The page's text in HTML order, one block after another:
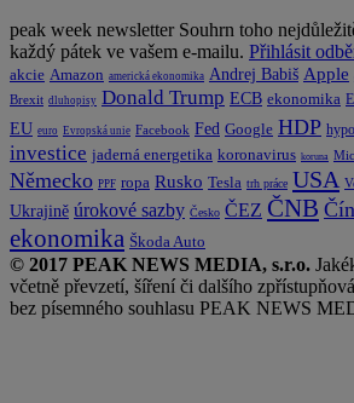
peak week newsletter Souhrn toho
každý pátek ve vašem e-mailu. Přihlásit
akcie Amazon americká ekonomika Andrej Babiš Apple
Brexit dluhopisy Donald Trump ECB ekonomika
EU euro Evropská unie Facebook Fed Google HDP
investice jaderná energetika koronavirus koruna
Německo PPF ropa Rusko Tesla trh práce USA
Ukrajině úrokové sazby Česko ČEZ ČNB
ekonomika Škoda Auto
© 2017 PEAK NEWS MEDIA, s.r.o.
včetně převzetí, šíření či dalšího
bez písemného souhlasu PEAK NEWS